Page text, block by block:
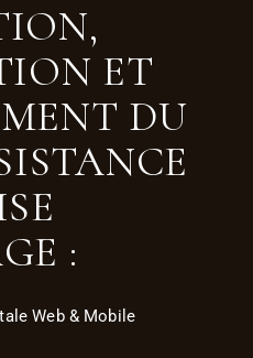
ET
DU
:
Web & Mobile